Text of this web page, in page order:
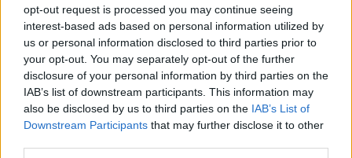
opt-out request is processed you may continue seeing
interest-based ads based on personal information utilized by
us or personal information disclosed to third parties prior to
your opt-out. You may separately opt-out of the further
disclosure of your personal information by third parties on the
IAB’s list of downstream participants. This information may
also be disclosed by us to third parties on the IAB’s List of
Downstream Participants that may further disclose it to other
KÁNIKULA 2026 - ENYHÜL A HŐSÉG, DE MÉG
NINCS VÉGE: SZOMBATTÓL MÁR “CSAK”